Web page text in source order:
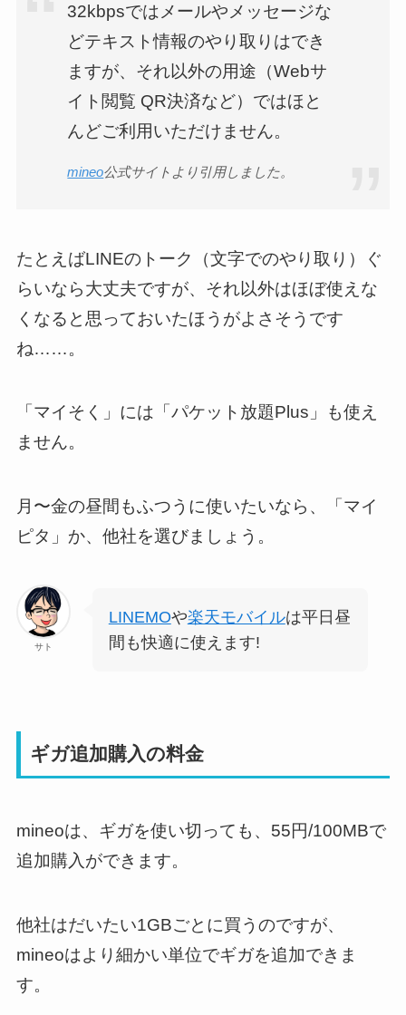
32kbpsではメールやメッセージな
どテキスト情報のやり取りはでき
ますが、それ以外の用途（Webサ
イト閲覧 QR決済など）ではほと
んどご利用いただけません。
mineo公式サイトより引用しました。
たとえばLINEのトーク（文字でのやり取り）ぐ
らいなら大丈夫ですが、それ以外はほぼ使えな
くなると思っておいたほうがよさそうです
ね……。
「マイそく」には「パケット放題Plus」も使え
ません。
月〜金の昼間もふつうに使いたいなら、「マイ
ピタ」か、他社を選びましょう。
サト
LINEMOや楽天モバイルは平日昼
間も快適に使えます!
ギガ追加購入の料金
mineoは、ギガを使い切っても、55円/100MBで
追加購入ができます。
他社はだいたい1GBごとに買うのですが、
mineoはより細かい単位でギガを追加できま
す。